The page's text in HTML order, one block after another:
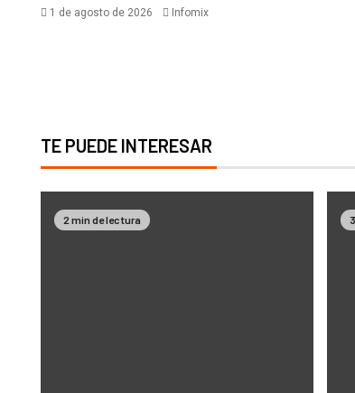
1 de agosto de 2026 Infomix
TE PUEDE INTERESAR
2 min de lectura